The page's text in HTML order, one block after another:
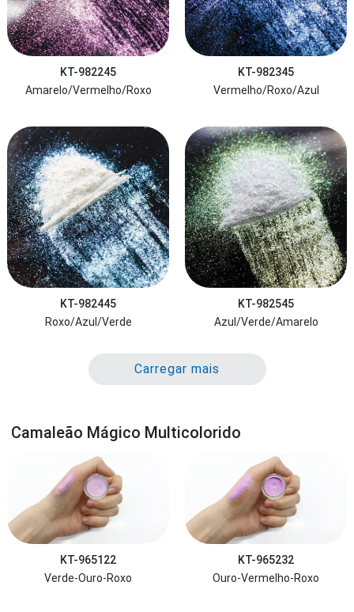
KT-982245
Amarelo/Vermelho/Roxo
KT-982345
Vermelho/Roxo/Azul
KT-982445
Roxo/Azul/Verde
KT-982545
Azul/Verde/Amarelo
Carregar mais
Camaleão Mágico Multicolorido
KT-965122
Verde-Ouro-Roxo
KT-965232
Ouro-Vermelho-Roxo